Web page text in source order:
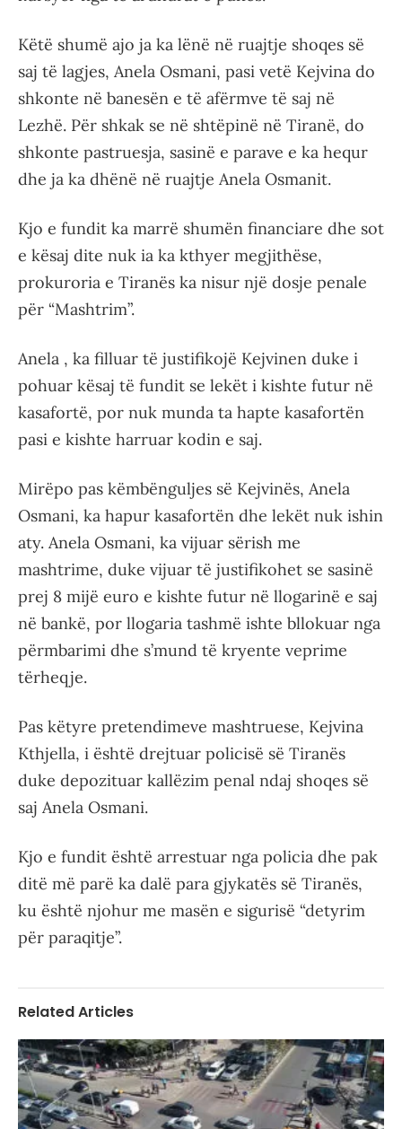
Këtë shumë ajo ja ka lënë në ruajtje shoqes së
saj të lagjes, Anela Osmani, pasi vetë Kejvina do
shkonte në banesën e të afërmve të saj në
Lezhë. Për shkak se në shtëpinë në Tiranë, do
shkonte pastruesja, sasinë e parave e ka hequr
dhe ja ka dhënë në ruajtje Anela Osmanit.
Kjo e fundit ka marrë shumën financiare dhe sot
e kësaj dite nuk ia ka kthyer megjithëse,
prokuroria e Tiranës ka nisur një dosje penale
për “Mashtrim”.
Anela , ka filluar të justifikojë Kejvinen duke i
pohuar kësaj të fundit se lekët i kishte futur në
kasafortë, por nuk munda ta hapte kasafortën
pasi e kishte harruar kodin e saj.
Mirëpo pas këmbënguljes së Kejvinës, Anela
Osmani, ka hapur kasafortën dhe lekët nuk ishin
aty. Anela Osmani, ka vijuar sërish me
mashtrime, duke vijuar të justifikohet se sasinë
prej 8 mijë euro e kishte futur në llogarinë e saj
në bankë, por llogaria tashmë ishte bllokuar nga
përmbarimi dhe s’mund të kryente veprime
tërheqje.
Pas këtyre pretendimeve mashtruese, Kejvina
Kthjella, i është drejtuar policisë së Tiranës
duke depozituar kallëzim penal ndaj shoqes së
saj Anela Osmani.
Kjo e fundit është arrestuar nga policia dhe pak
ditë më parë ka dalë para gjykatës së Tiranës,
ku është njohur me masën e sigurisë “detyrim
për paraqitje”.
Related Articles